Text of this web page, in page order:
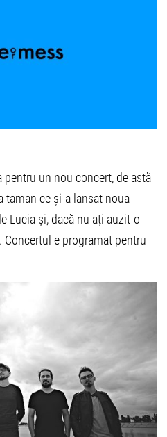
un nou concert, de astă
taman ce și-a lansat noua
Lucia și, dacă nu ați auzit-o
e programat pentru